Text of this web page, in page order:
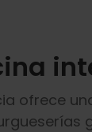
ofrece